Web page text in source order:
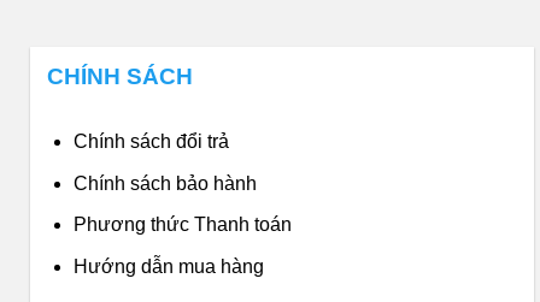
CHÍNH SÁCH
Chính sách đổi trả
Chính sách bảo hành
Phương thức Thanh toán
Hướng dẫn mua hàng